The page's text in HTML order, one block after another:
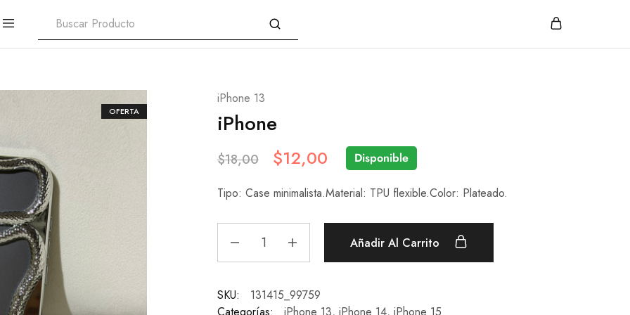
OFERTA
iPhone 13
iPhone
$18,00 $12,00 Disponible
Tipo: Case minimalista.Material: TPU flexible.Color: Plateado.
Añadir Al Carrito
SKU:
131415_99759